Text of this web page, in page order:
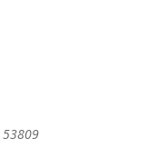
53809